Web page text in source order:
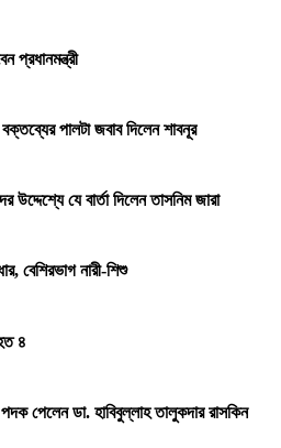
প্রধানমন্ত্রী
পালটা জবাব দিলেন শাবনূর
উদ্দেশ্যে যে বার্তা দিলেন তাসনিম জারা
বেশিরভাগ নারী-শিশু
৪
পেলেন ডা. হাবিবুল্লাহ তালুকদার রাসকিন